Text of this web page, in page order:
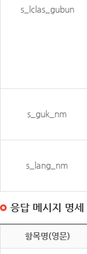
s_lclas_gubun
s_guk_nm
s_lang_nm
응답 메시지 명세
항목명(영문)